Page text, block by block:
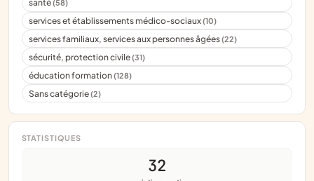
santé(58)
services et établissements médico-sociaux(10)
services familiaux, services aux personnes âgées(22)
sécurité, protection civile(31)
éducation formation(128)
Sans catégorie(2)
STATISTIQUES
32